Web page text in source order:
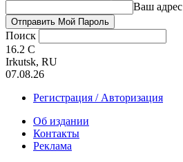
Ваш
Поиск
16.2 C
Irkutsk, RU
07.08.26
Регистрация / Авторизация
Об издании
Контакты
Реклама